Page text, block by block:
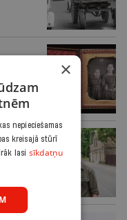
×
nepieciešamas
kreisajā stūrī
lasi sīkdatņu